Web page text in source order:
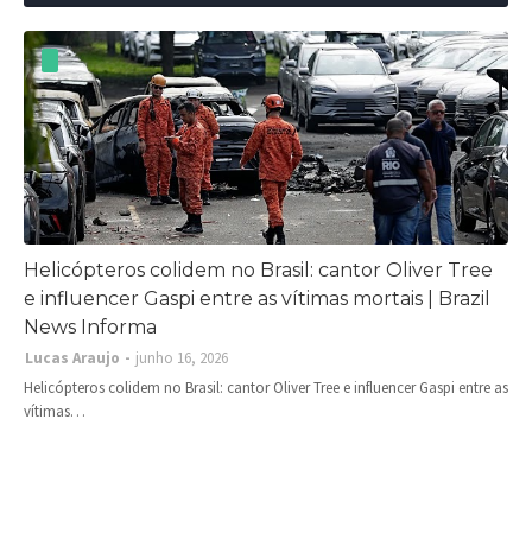
Helicópteros colidem no Brasil: cantor Oliver Tree
e influencer Gaspi entre as vítimas mortais | Brazil
News Informa
Lucas Araujo
junho 16, 2026
Helicópteros colidem no Brasil: cantor Oliver Tree e influencer Gaspi entre as
vítimas…